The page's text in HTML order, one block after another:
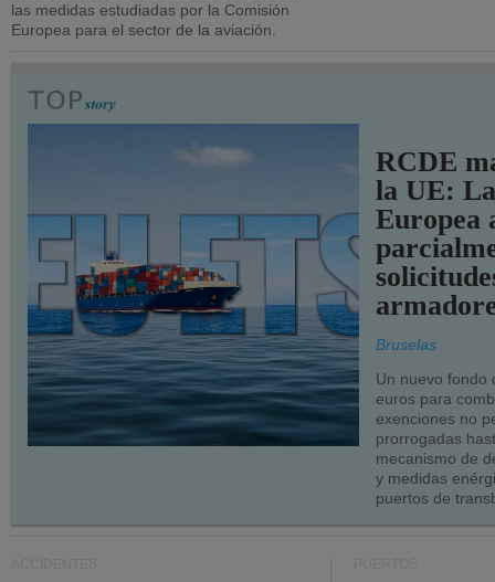
las medidas estudiadas por la Comisión
Europea para el sector de la aviación.
RCDE
la UE:
Europea
Bruselas
Un nuevo fondo
euros para
exenciones no
prorrogadas
mecanismo de
y medidas
puertos de